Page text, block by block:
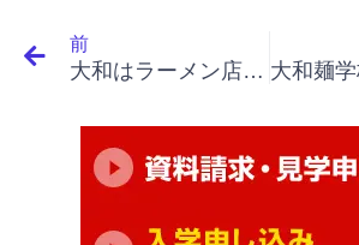
前
大和はラーメン店を開業した場合、供に歩んでくれるパートナーだと思います。